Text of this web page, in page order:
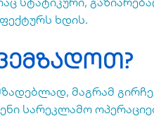
ხდის.
მაგრამ
სარეკლამო